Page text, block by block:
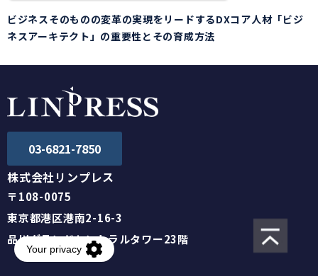
ビジネスそのものの変革の実現をリードするDXコア人材「ビジ
ネスアーキテクト」の重要性とその育成方法
03-6821-7850
株式会社リンプレス
〒108-0075
東京都港区港南2-16-3
品川グランドセントラルタワー23階